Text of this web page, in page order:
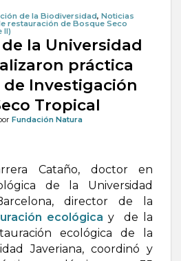
de la Biodiversidad, Noticias
restauración de Bosque Seco
II)
la Universidad
práctica
Investigación
Tropical
Fundación Natura
Cataño, doctor en
de la Universidad
director de la
ecológica y de la
ecológica de la
Javeriana, coordinó y